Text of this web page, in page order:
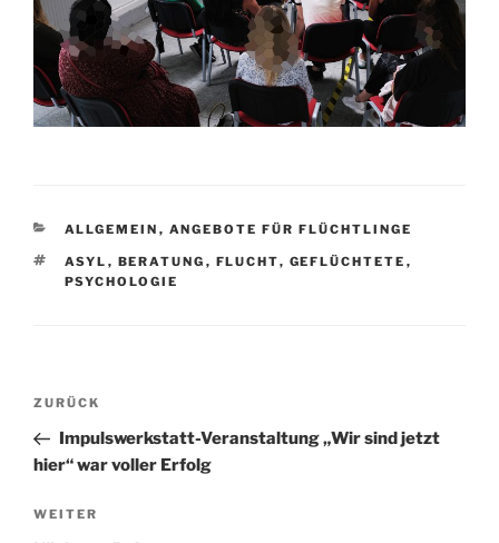
KATEGORIEN
ALLGEMEIN , ANGEBOTE FÜR FLÜCHTLINGE
SCHLAGWÖRTER
ASYL , BERATUNG , FLUCHT, GEFLÜCHTETE ,
PSYCHOLOGIE
Beitragsnavigation
Vorheriger
Beitrag
ZURÜCK
Impulswerkstatt-Veranstaltung „Wir sind jetzt
hier“ war voller Erfolg
Nächster
WEITER